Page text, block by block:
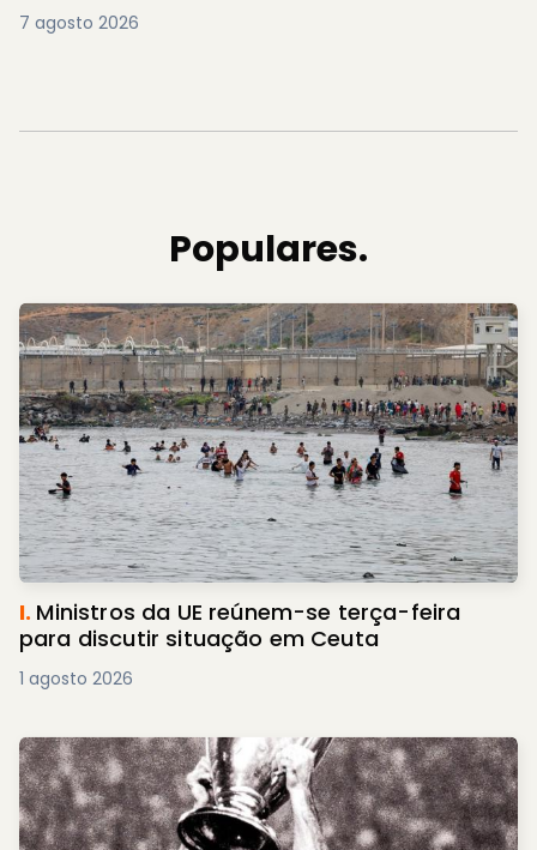
7 agosto 2026
Populares.
I. Ministros da UE reúnem-se terça-feira
para discutir situação em Ceuta
1 agosto 2026